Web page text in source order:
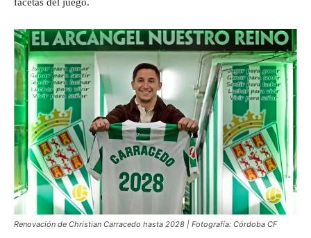
Renovación de Christian Carracedo hasta 2028 | Fotografía: Córdoba CF